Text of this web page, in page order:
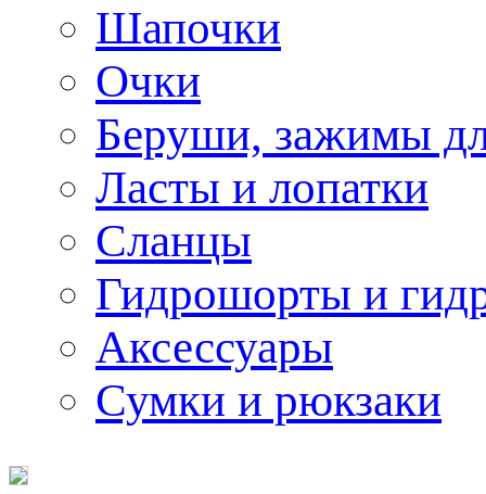
Шапочки
Очки
Беруши, зажимы
Ласты и лопатки
Сланцы
Гидрошорты и
Аксессуары
Сумки и рюкзаки